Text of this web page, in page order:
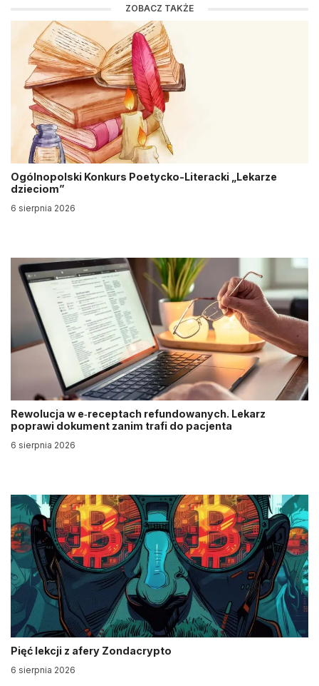
ZOBACZ TAKŻE
Ogólnopolski Konkurs Poetycko-Literacki „Lekarze
dzieciom”
6 sierpnia 2026
Rewolucja w e‑receptach refundowanych. Lekarz
poprawi dokument zanim trafi do pacjenta
6 sierpnia 2026
Pięć lekcji z afery Zondacrypto
6 sierpnia 2026